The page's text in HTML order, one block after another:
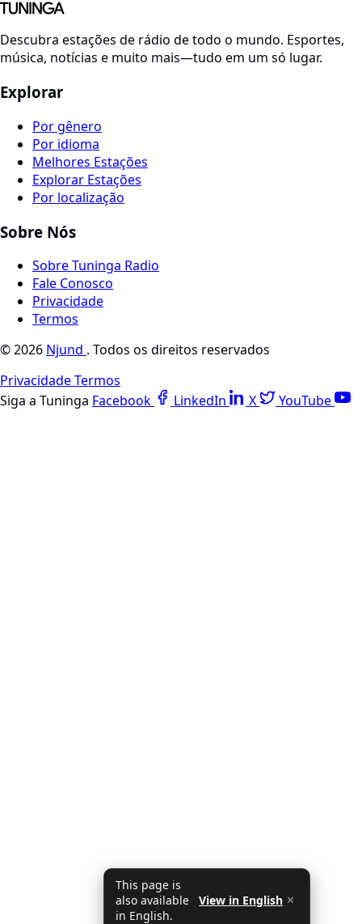
Descubra estações de rádio de todo o mundo. Esportes,
música, notícias e muito mais—tudo em um só lugar.
Explorar
Por gênero
Por idioma
Melhores Estações
Explorar Estações
Por localização
Sobre Nós
Sobre Tuninga Radio
Fale Conosco
Privacidade
Termos
© 2026 Njund . Todos os direitos reservados
PrivacidadeTermos
Siga a Tuninga Facebook LinkedIn X YouTube
This page is
also available
in English.
View in English ✕